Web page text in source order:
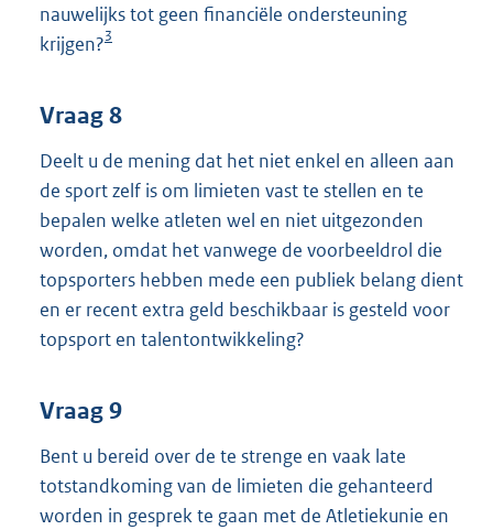
nauwelijks tot geen financiële ondersteuning
krijgen?3
Vraag 8
Deelt u de mening dat het niet enkel en alleen aan
de sport zelf is om limieten vast te stellen en te
bepalen welke atleten wel en niet uitgezonden
worden, omdat het vanwege de voorbeeldrol die
topsporters hebben mede een publiek belang dient
en er recent extra geld beschikbaar is gesteld voor
topsport en talentontwikkeling?
Vraag 9
Bent u bereid over de te strenge en vaak late
totstandkoming van de limieten die gehanteerd
worden in gesprek te gaan met de Atletiekunie en